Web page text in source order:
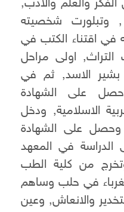
الفكر والعلم والادب,
, وتبلورت شخصيته
في اقتناء الكتب في
اولى مراحل
الاسد, ثم في
على الشهادة
الاسلامية, ودخل
وحصل على الشهادة
الى الدراسة في المعهد
من كلية الطب
في حلب وساهم
والانعاش, وعين